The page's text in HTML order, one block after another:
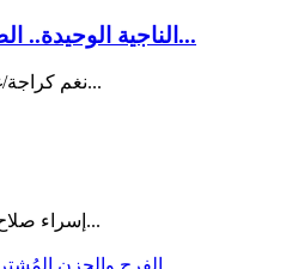
الناجية الوحيدة.. الطفلة سوزي تصف اللحظا...
نغم كراجة/غزة "أمي لم تفِ بوعدها، أخب...
إسراء صلاح/غزة هنا غزة المدينة المنكوب...